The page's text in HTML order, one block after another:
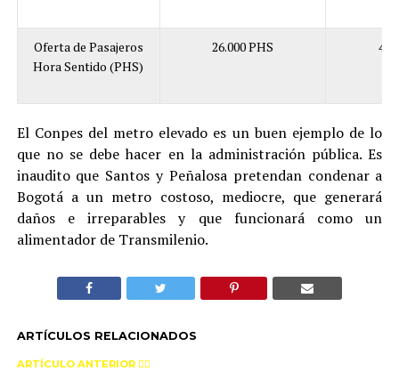
Oferta de Pasajeros
Hora Sentido (PHS)
26.000 PHS
El Conpes del metro elevado es un buen ejemplo de lo
que no se debe hacer en la administración pública. Es
inaudito que Santos y Peñalosa pretendan condenar a
Bogotá a un metro costoso, mediocre, que generará
daños e irreparables y que funcionará como un
alimentador de Transmilenio.
ARTÍCULOS RELACIONADOS
ARTÍCULO ANTERIOR 👉🏻